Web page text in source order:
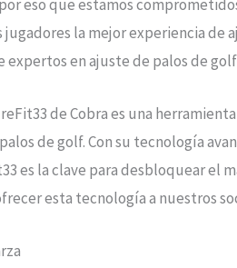
por eso que estamos
la mejor experiencia de
en ajuste de palos de
de Cobra es una
de golf. Con su tecnología
es la clave para desbloquear el
esta tecnología a nuestros